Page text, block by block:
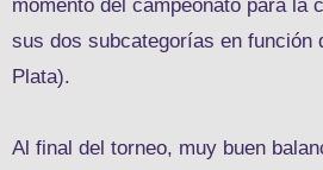
momento del campeonato para la
sus dos subcategorías en función
Plata).
Al final del torneo, muy buen